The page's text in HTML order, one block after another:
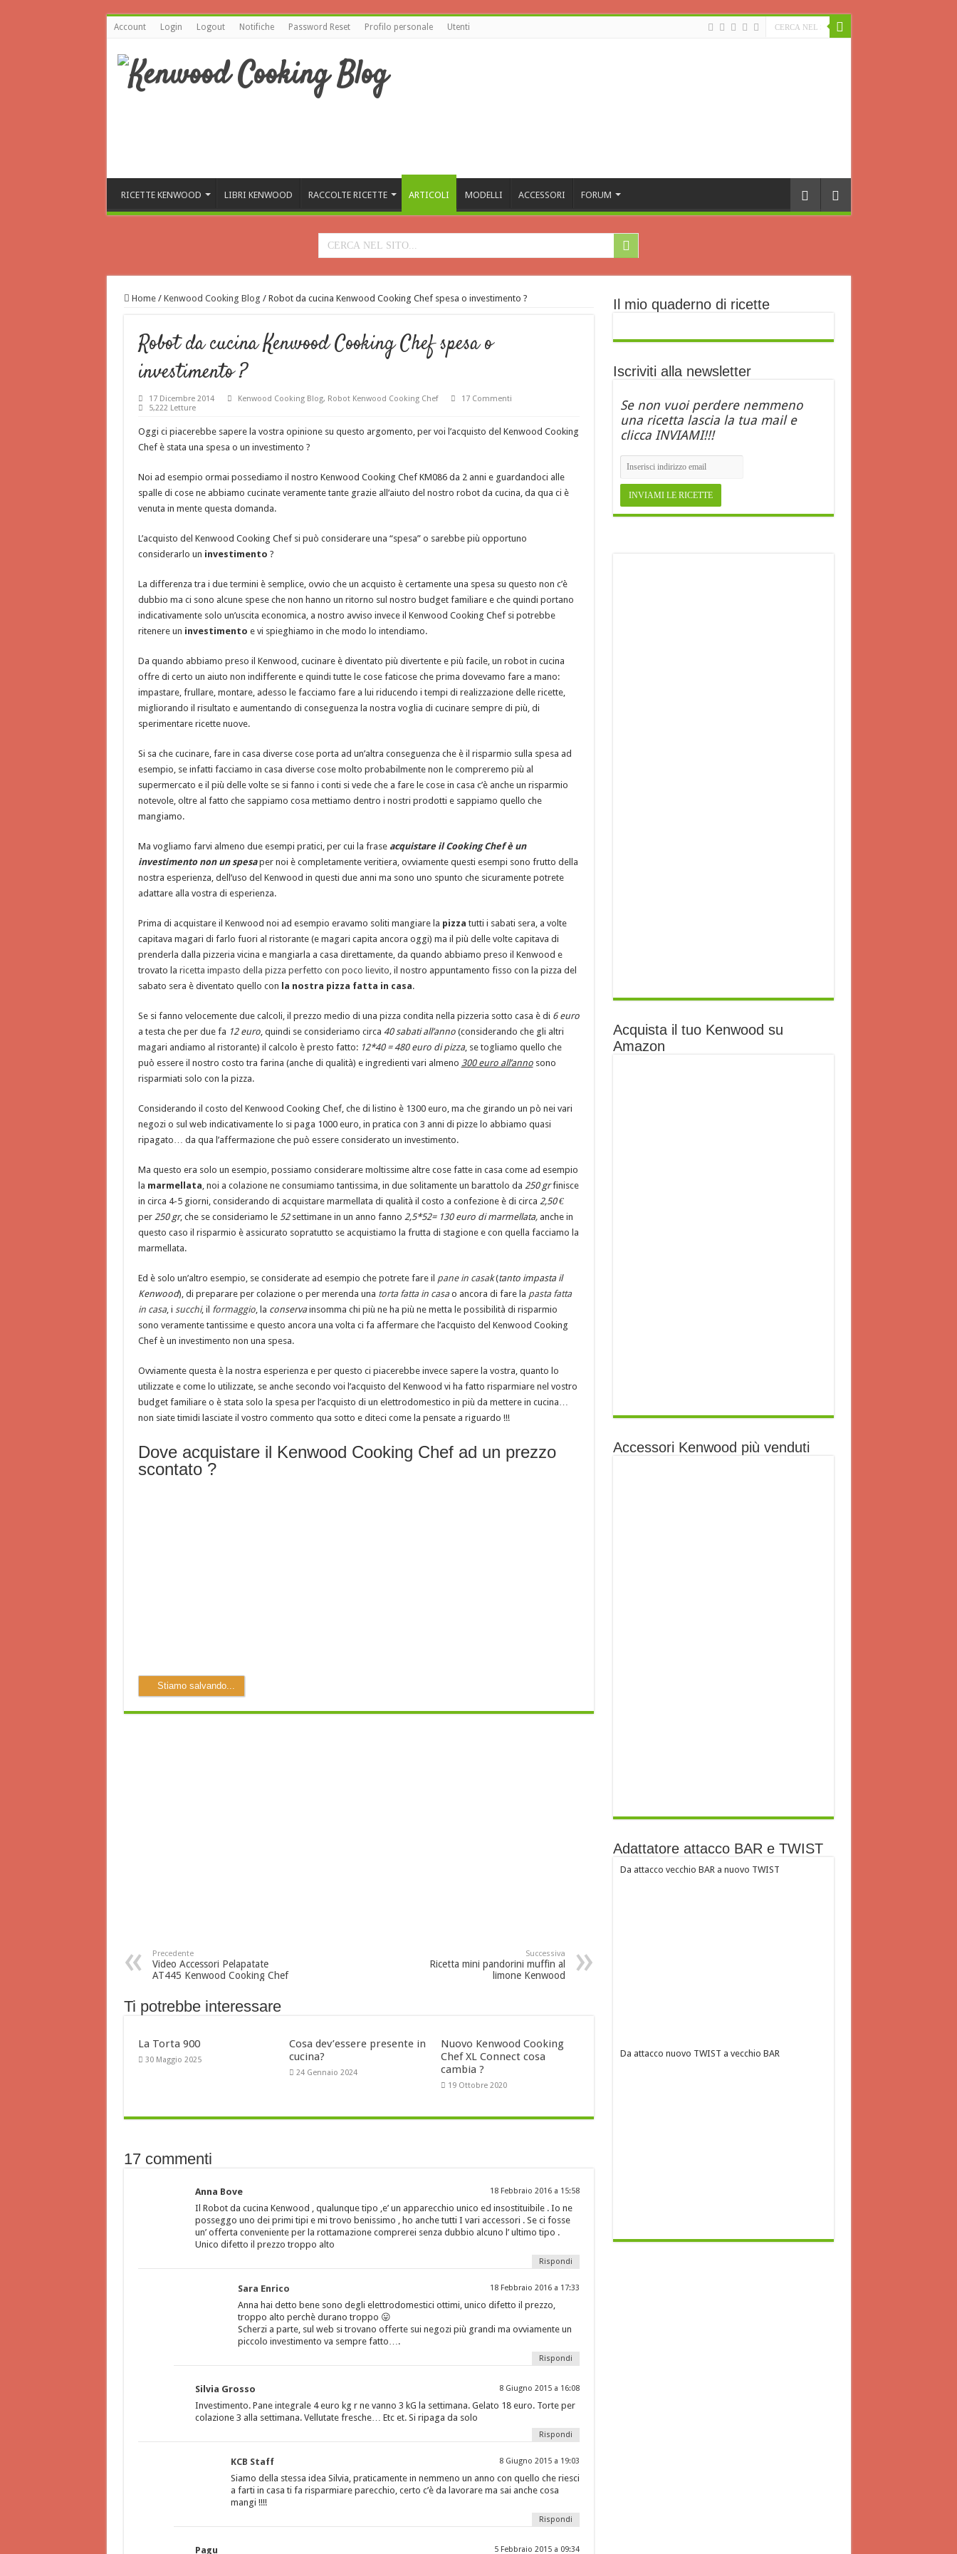
Account Login Logout Notifiche Password Reset Profilo personale Utenti
RICETTE KENWOOD LIBRI KENWOOD RACCOLTE RICETTE ARTICOLI MODELLI ACCESSORI FORUM
Home / Kenwood Cooking Blog / Robot da cucina Kenwood Cooking Chef spesa o investimento ?
Robot da cucina Kenwood Cooking Chef spesa o
investimento ?
17 Dicembre 2014 Kenwood Cooking Blog, Robot Kenwood Cooking Chef
17 Commenti
5,222 Letture
Oggi ci piacerebbe sapere la vostra opinione su questo argomento, per voi l’acquisto del Kenwood Cooking
Chef è stata una spesa o un investimento ?
Noi ad esempio ormai possediamo il nostro Kenwood Cooking Chef KM086 da 2 anni e guardandoci alle
spalle di cose ne abbiamo cucinate veramente tante grazie all’aiuto del nostro robot da cucina, da qua ci è
venuta in mente questa domanda.
L’acquisto del Kenwood Cooking Chef si può considerare una “spesa” o sarebbe più opportuno
considerarlo un investimento ?
La differenza tra i due termini è semplice, ovvio che un acquisto è certamente una spesa su questo non c’è
dubbio ma ci sono alcune spese che non hanno un ritorno sul nostro budget familiare e che quindi portano
indicativamente solo un’uscita economica, a nostro avviso invece il Kenwood Cooking Chef si potrebbe
ritenere un investimento e vi spieghiamo in che modo lo intendiamo.
Da quando abbiamo preso il Kenwood, cucinare è diventato più divertente e più facile, un robot in cucina
offre di certo un aiuto non indifferente e quindi tutte le cose faticose che prima dovevamo fare a mano:
impastare, frullare, montare, adesso le facciamo fare a lui riducendo i tempi di realizzazione delle ricette,
migliorando il risultato e aumentando di conseguenza la nostra voglia di cucinare sempre di più, di
sperimentare ricette nuove.
Si sa che cucinare, fare in casa diverse cose porta ad un’altra conseguenza che è il risparmio sulla spesa ad
esempio, se infatti facciamo in casa diverse cose molto probabilmente non le compreremo più al
supermercato e il più delle volte se si fanno i conti si vede che a fare le cose in casa c’è anche un risparmio
notevole, oltre al fatto che sappiamo cosa mettiamo dentro i nostri prodotti e sappiamo quello che
mangiamo.
Ma vogliamo farvi almeno due esempi pratici, per cui la frase acquistare il Cooking Chef è un
investimento non un spesaper noi è completamente veritiera, ovviamente questi esempi sono frutto della
nostra esperienza, dell’uso del Kenwood in questi due anni ma sono uno spunto che sicuramente potrete
adattare alla vostra di esperienza.
Prima di acquistare il Kenwood noi ad esempio eravamo soliti mangiare la pizza tutti i sabati sera, a volte
capitava magari di farlo fuori al ristorante (e magari capita ancora oggi) ma il più delle volte capitava di
prenderla dalla pizzeria vicina e mangiarla a casa direttamente, da quando abbiamo preso il Kenwood e
trovato la ricetta impasto della pizza perfetto con poco lievito, il nostro appuntamento fisso con la pizza del
sabato sera è diventato quello con la nostra pizza fatta in casa.
Se si fanno velocemente due calcoli, il prezzo medio di una pizza condita nella pizzeria sotto casa è di 6 euro
a testa che per due fa 12 euro, quindi se consideriamo circa 40 sabati all’anno(considerando che gli altri
magari andiamo al ristorante) il calcolo è presto fatto: 12*40 = 480 euro di pizza, se togliamo quello che
può essere il nostro costo tra farina (anche di qualità) e ingredienti vari almeno 300 euro all’annosono
risparmiati solo con la pizza.
Considerando il costo del Kenwood Cooking Chef, che di listino è 1300 euro, ma che girando un pò nei vari
negozi o sul web indicativamente lo si paga 1000 euro, in pratica con 3 anni di pizze lo abbiamo quasi
ripagato… da qua l’affermazione che può essere considerato un investimento.
Ma questo era solo un esempio, possiamo considerare moltissime altre cose fatte in casa come ad esempio
la marmellata , noi a colazione ne consumiamo tantissima, in due solitamente un barattolo da 250 grfinisce
in circa 4-5 giorni, considerando di acquistare marmellata di qualità il costo a confezione è di circa 2,50 €
per 250 gr, che se consideriamo le 52settimane in un anno fanno 2,5*52= 130 euro di marmellata, anche in
questo caso il risparmio è assicurato sopratutto se acquistiamo la frutta di stagione e con quella facciamo la
marmellata.
Ed è solo un’altro esempio, se considerate ad esempio che potrete fare il pane in casak(tanto impasta il
Kenwood), di preparare per colazione o per merenda una torta fatta in casao ancora di fare la pasta fatta
in casa, i succhi, il formaggio, la conservainsomma chi più ne ha più ne metta le possibilità di risparmio
sono veramente tantissime e questo ancora una volta ci fa affermare che l’acquisto del Kenwood Cooking
Chef è un investimento non una spesa.
Ovviamente questa è la nostra esperienza e per questo ci piacerebbe invece sapere la vostra, quanto lo
utilizzate e come lo utilizzate, se anche secondo voi l’acquisto del Kenwood vi ha fatto risparmiare nel vostro
budget familiare o è stata solo la spesa per l’acquisto di un elettrodomestico in più da mettere in cucina…
non siate timidi lasciate il vostro commento qua sotto e diteci come la pensate a riguardo !!!
Dove acquistare il Kenwood Cooking Chef ad un prezzo
scontato ?
Stiamo salvando...
Precedente
Video Accessori Pelapatate
AT445 Kenwood Cooking Chef
Successiva
Ricetta mini pandorini muffin al
limone Kenwood
Ti potrebbe interessare
La Torta 900
30 Maggio 2025
Cosa dev’essere presente in
cucina?
24 Gennaio 2024
Nuovo Kenwood Cooking
Chef XL Connect cosa
cambia ?
19 Ottobre 2020
17 commenti
Anna Bove 18 Febbraio 2016 a 15:58
Il Robot da cucina Kenwood , qualunque tipo ,e’ un apparecchio unico ed insostituibile . Io ne
posseggo uno dei primi tipi e mi trovo benissimo , ho anche tutti I vari accessori . Se ci fosse
un’ offerta conveniente per la rottamazione comprerei senza dubbio alcuno l’ ultimo tipo .
Unico difetto il prezzo troppo alto
Rispondi
Sara Enrico 18 Febbraio 2016 a 17:33
Anna hai detto bene sono degli elettrodomestici ottimi, unico difetto il prezzo,
troppo alto perchè durano troppo 😛
Scherzi a parte, sul web si trovano offerte sui negozi più grandi ma ovviamente un
piccolo investimento va sempre fatto….
Rispondi
Silvia Grosso 8 Giugno 2015 a 16:08
Investimento. Pane integrale 4 euro kg r ne vanno 3 kG la settimana. Gelato 18 euro. Torte per
colazione 3 alla settimana. Vellutate fresche… Etc et. Si ripaga da solo
Rispondi
KCB Staff 8 Giugno 2015 a 19:03
Siamo della stessa idea Silvia, praticamente in nemmeno un anno con quello che riesci
a farti in casa ti fa risparmiare parecchio, certo c’è da lavorare ma sai anche cosa
mangi !!!!
Rispondi
Pagu 5 Febbraio 2015 a 09:34
Il mio quaderno di ricette
Iscriviti alla newsletter
Se non vuoi perdere nemmeno
una ricetta lascia la tua mail e
clicca INVIAMI!!!
Acquista il tuo Kenwood su
Amazon
Accessori Kenwood più venduti
Adattatore attacco BAR e TWIST
Da attacco vecchio BAR a nuovo TWIST
Da attacco nuovo TWIST a vecchio BAR